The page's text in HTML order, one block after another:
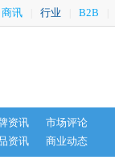
商讯 行业 B2B
资讯
市场评论
资讯
商业动态